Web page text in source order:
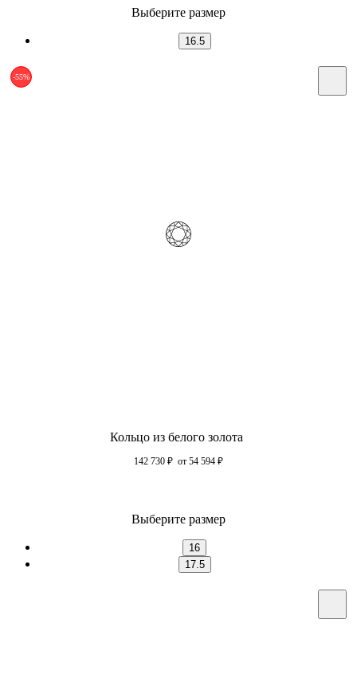
Выберите размер
16.5
-55%
Кольцо из белого золота
142 730 ₽ от 54 594 ₽
Выберите размер
16
17.5